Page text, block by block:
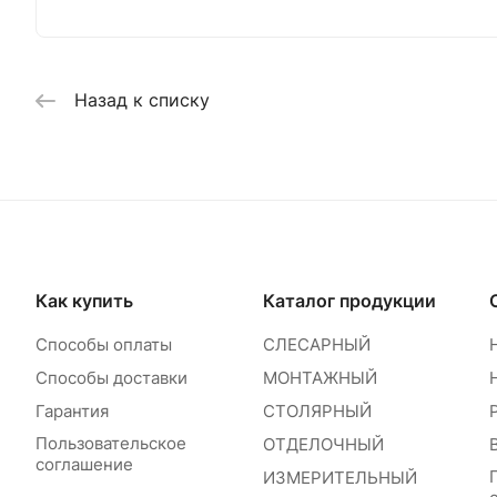
Назад к списку
Как купить
Способы оплаты
Способы доставки
Гарантия
Пользовательское
соглашение
Каталог продукции
СЛЕСАРНЫЙ
МОНТАЖНЫЙ
СТОЛЯРНЫЙ
ОТДЕЛОЧНЫЙ
ИЗМЕРИТЕЛЬНЫЙ